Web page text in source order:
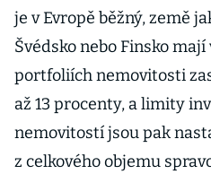
je v Evropě běžný, země
Švédsko nebo Finsko
portfoliích nemovitosti
až 13 procenty, a limity
nemovitostí jsou pak
z celkového objemu